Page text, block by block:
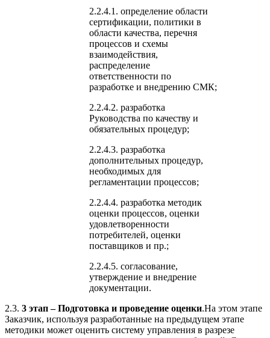
2.2.4.1. определение области
сертификации, политики в
области качества, перечня
процессов и схемы
взаимодействия,
распределение
ответственности по
разработке и внедрению СМК;
2.2.4.2. разработка
Руководства по качеству и
обязательных процедур;
2.2.4.3. разработка
дополнительных процедур,
необходимых для
регламентации процессов;
2.2.4.4. разработка методик
оценки процессов, оценки
удовлетворенности
потребителей, оценки
поставщиков и пр.;
2.2.4.5. согласование,
утверждение и внедрение
документации.
2.3. 3 этап – Подготовка и проведение оценки.На этом этапе
Заказчик, используя разработанные на предыдущем этапе
методики может оценить систему управления в разрезе